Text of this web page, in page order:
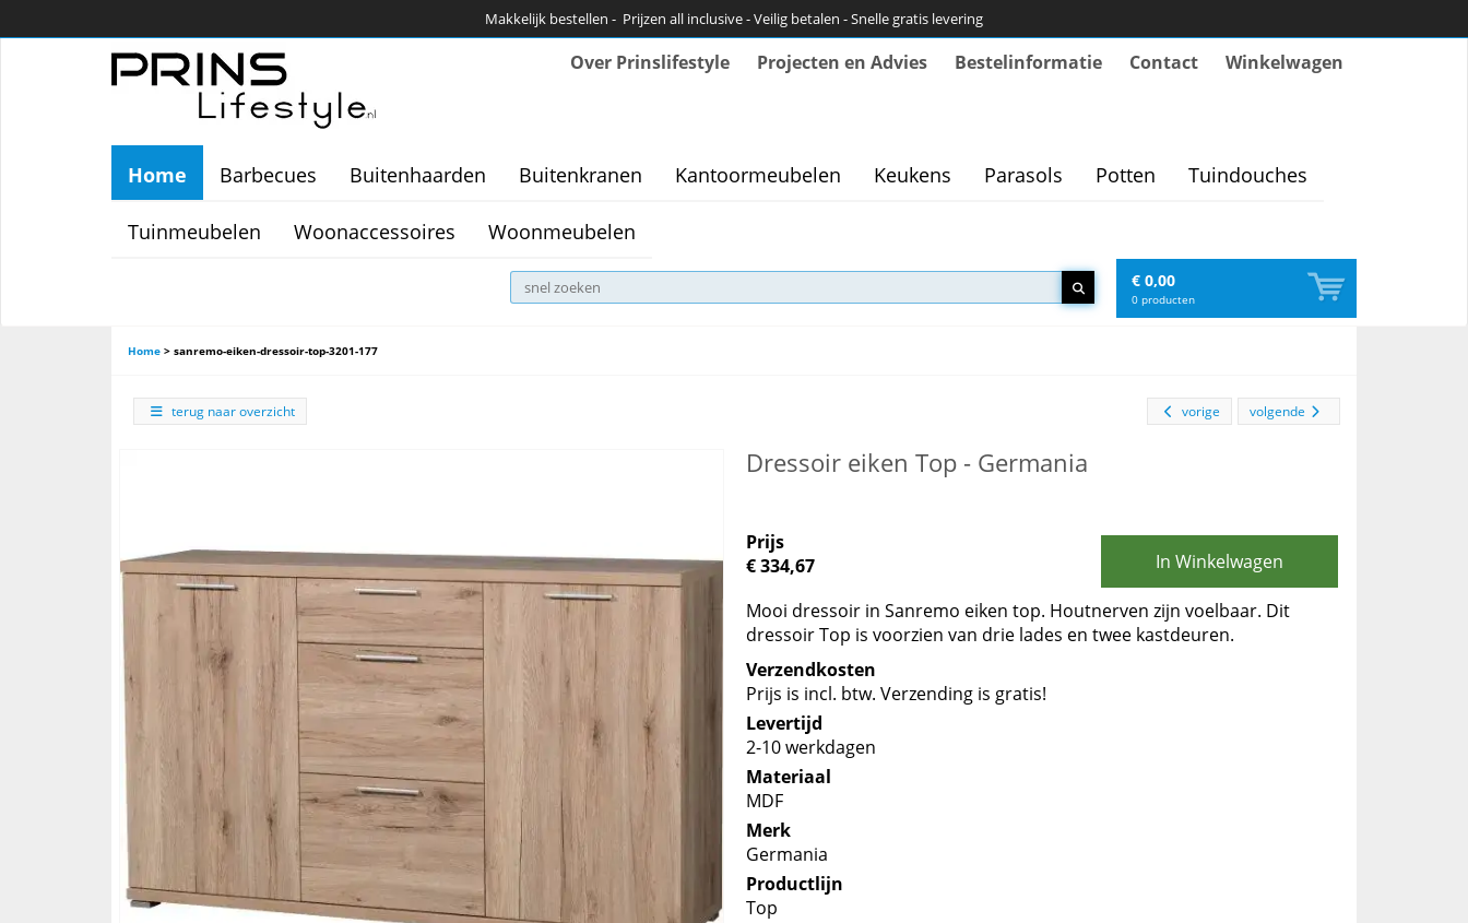
Makkelijk bestellen - Prijzen all inclusive - Veilig betalen - Snelle gratis levering
Over Prinslifestyle Projecten en Advies Bestelinformatie Contact Winkelwagen
Home Barbecues Buitenhaarden Buitenkranen Kantoormeubelen Keukens Parasols Potten Tuindouches
Tuinmeubelen Woonaccessoires Woonmeubelen
€ 0,00
0 producten
Home > sanremo-eiken-dressoir-top-3201-177
terug naar overzicht volgende
vorige
Dressoir eiken Top - Germania
Prijs
€ 334,67
In Winkelwagen
Mooi dressoir in Sanremo eiken top. Houtnerven zijn voelbaar. Dit
dressoir Top is voorzien van drie lades en twee kastdeuren.
Verzendkosten
Prijs is incl. btw. Verzending is gratis!
Levertijd
2-10 werkdagen
Materiaal
MDF
Merk
Germania
Productlijn
Top